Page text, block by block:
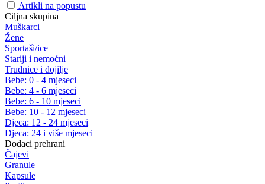
Artikli na popustu
Ciljna skupina
Muškarci
Žene
Sportaši/ice
Stariji i nemoćni
Trudnice i dojilje
Bebe: 0 - 4 mjeseci
Bebe: 4 - 6 mjeseci
Bebe: 6 - 10 mjeseci
Bebe: 10 - 12 mjeseci
Djeca: 12 - 24 mjeseci
Djeca: 24 i više mjeseci
Dodaci prehrani
Čajevi
Granule
Kapsule